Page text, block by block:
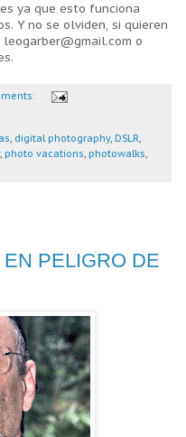
ya que esto funciona
Y no se olviden, si quieren
o
, digital photography, DSLR,
, photo vacations, photowalks,
PELIGRO DE